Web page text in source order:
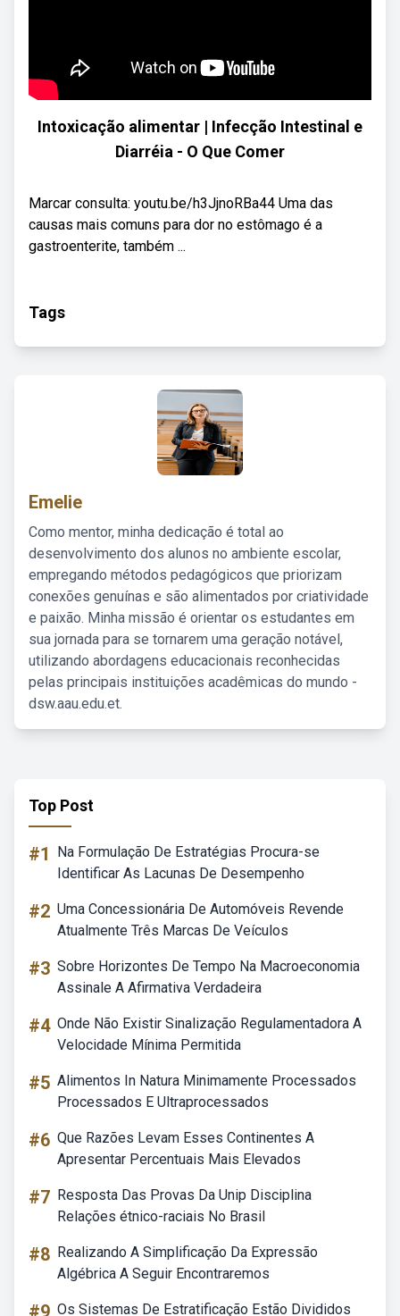
Intoxicação alimentar | Infecção Intestinal e
Diarréia - O Que Comer
Marcar consulta: youtu.be/h3JjnoRBa44 Uma das
causas mais comuns para dor no estômago é a
gastroenterite, também ...
Tags
Emelie
Como mentor, minha dedicação é total ao
desenvolvimento dos alunos no ambiente escolar,
empregando métodos pedagógicos que priorizam
conexões genuínas e são alimentados por criatividade
e paixão. Minha missão é orientar os estudantes em
sua jornada para se tornarem uma geração notável,
utilizando abordagens educacionais reconhecidas
pelas principais instituições acadêmicas do mundo -
dsw.aau.edu.et.
Top Post
#1
Na Formulação De Estratégias Procura-se
Identificar As Lacunas De Desempenho
#2 Uma Concessionária De Automóveis Revende
Atualmente Três Marcas De Veículos
#3 Sobre Horizontes De Tempo Na Macroeconomia
Assinale A Afirmativa Verdadeira
#4 Onde Não Existir Sinalização Regulamentadora A
Velocidade Mínima Permitida
#5 Alimentos In Natura Minimamente Processados
Processados E Ultraprocessados
#6 Que Razões Levam Esses Continentes A
Apresentar Percentuais Mais Elevados
#7 Resposta Das Provas Da Unip Disciplina
Relações étnico-raciais No Brasil
#8 Realizando A Simplificação Da Expressão
Algébrica A Seguir Encontraremos
#9 Os Sistemas De Estratificação Estão Divididos